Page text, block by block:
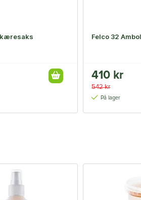
Felco 32
410 kr
542 kr
På lager